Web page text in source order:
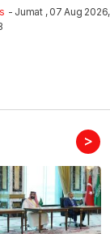
- Jumat , 07 Aug 2026,
>